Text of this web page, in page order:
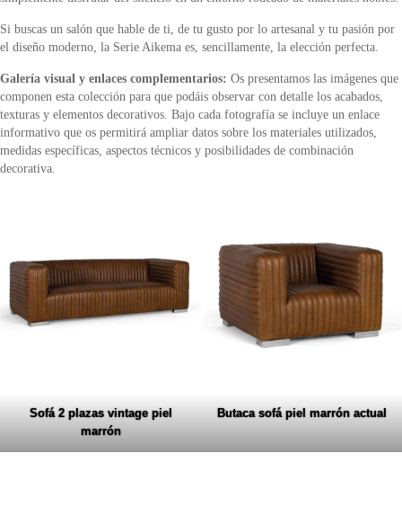
Si buscas un salón que hable de ti, de tu gusto por lo artesanal y tu pasión por
el diseño moderno, la Serie Aikema es, sencillamente, la elección perfecta.
Galería visual y enlaces complementarios: Os presentamos las imágenes que
componen esta colección para que podáis observar con detalle los acabados,
texturas y elementos decorativos. Bajo cada fotografía se incluye un enlace
informativo que os permitirá ampliar datos sobre los materiales utilizados,
medidas específicas, aspectos técnicos y posibilidades de combinación
decorativa.
Sofá 2 plazas vintage piel
marrón
Butaca sofá piel marrón actual